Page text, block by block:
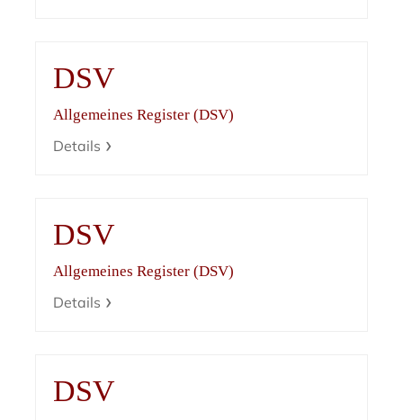
DSV
Allgemeines Register (DSV)
Details
DSV
Allgemeines Register (DSV)
Details
DSV